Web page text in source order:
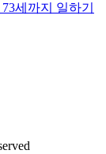
세까지 일하기